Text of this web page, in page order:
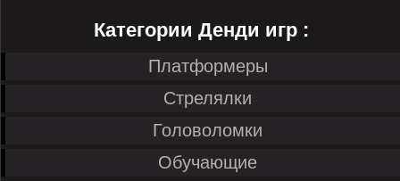
Категории Денди игр :
Платформеры
Стрелялки
Головоломки
Обучающие